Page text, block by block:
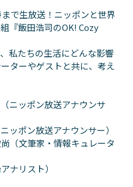
で生放送！ニッポンと世界
『飯田浩司のOK! Cozy
私たちの生活にどんな影響
ターやゲストと共に、考え
ニッポン放送アナウンサ
ッポン放送アナウンサー）
（文筆家・情報キュレータ
ナリスト）